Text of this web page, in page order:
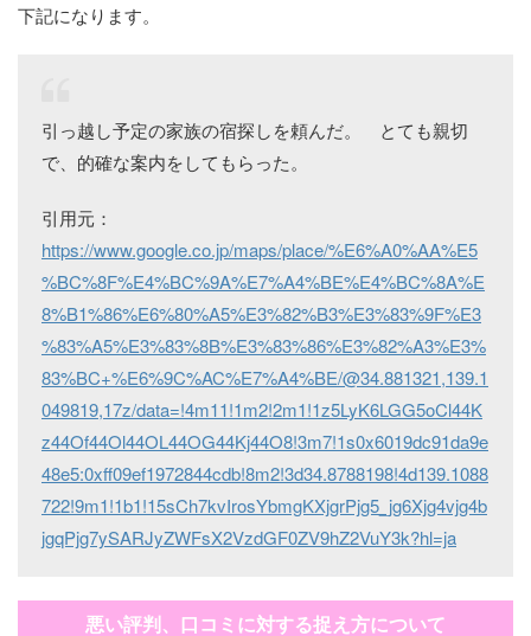
下記になります。
引っ越し予定の家族の宿探しを頼んだ。 とても親切
で、的確な案内をしてもらった。
引用元：
https://www.google.co.jp/maps/place/%E6%A0%AA%E5
%BC%8F%E4%BC%9A%E7%A4%BE%E4%BC%8A%E
8%B1%86%E6%80%A5%E3%82%B3%E3%83%9F%E3
%83%A5%E3%83%8B%E3%83%86%E3%82%A3%E3%
83%BC+%E6%9C%AC%E7%A4%BE/@34.881321,139.1
049819,17z/data=!4m11!1m2!2m1!1z5LyK6LGG5oCl44K
z44Of44Ol44OL44OG44Kj44O8!3m7!1s0x6019dc91da9e
48e5:0xff09ef1972844cdb!8m2!3d34.8788198!4d139.1088
722!9m1!1b1!15sCh7kvIrosYbmgKXjgrPjg5_jg6Xjg4vjg4b
jgqPjg7ySARJyZWFsX2VzdGF0ZV9hZ2VuY3k?hl=ja
悪い評判、口コミに対する捉え方について